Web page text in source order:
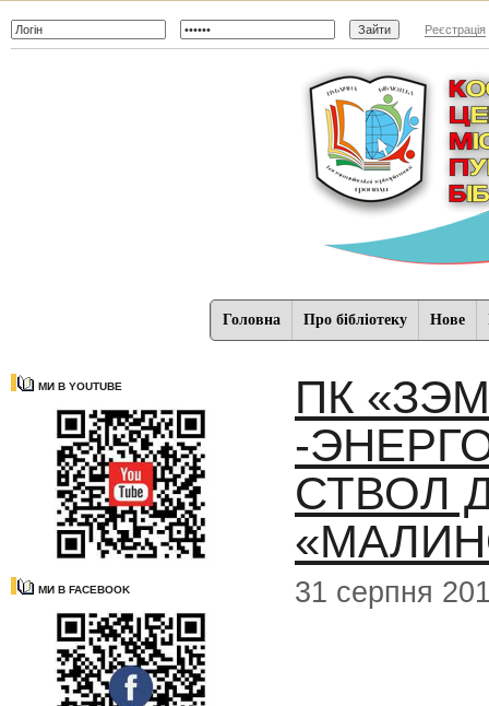
Реєстрація
Головна Про бібліотеку Нове
МИ В YOUTUBE
МИ В FACEBOOK
ПК
-
СТВОЛ
31 серпня